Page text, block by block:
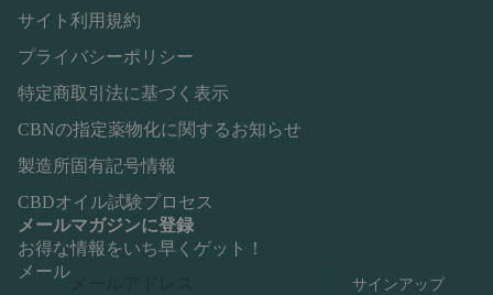
サイト利用規約
プライバシーポリシー
特定商取引法に基づく表示
CBNの指定薬物化に関するお知らせ
製造所固有記号情報
CBDオイル試験プロセス
メールマガジンに登録
お得な情報をいち早くゲット！
メール
サインアップ